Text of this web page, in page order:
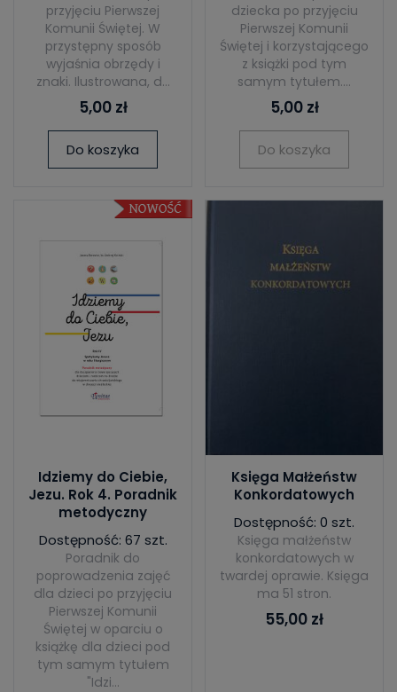
przyjęciu Pierwszej
Komunii Świętej. W
przystępny sposób
wyjaśnia obrzędy i
znaki. Ilustrowana, d...
5,00 zł
Do koszyka
dziecka po przyjęciu
Pierwszej Komunii
Świętej i korzystającego
z książki pod tym
samym tytułem....
5,00 zł
Do koszyka
Idziemy do Ciebie,
Jezu. Rok 4. Poradnik
metodyczny
Dostępność: 67 szt.
Poradnik do
poprowadzenia zajęć
dla dzieci po przyjęciu
Pierwszej Komunii
Świętej w oparciu o
książkę dla dzieci pod
tym samym tytułem
"Idzi...
Księga Małżeństw
Konkordatowych
Dostępność: 0 szt.
Księga małżeństw
konkordatowych w
twardej oprawie. Księga
ma 51 stron.
55,00 zł